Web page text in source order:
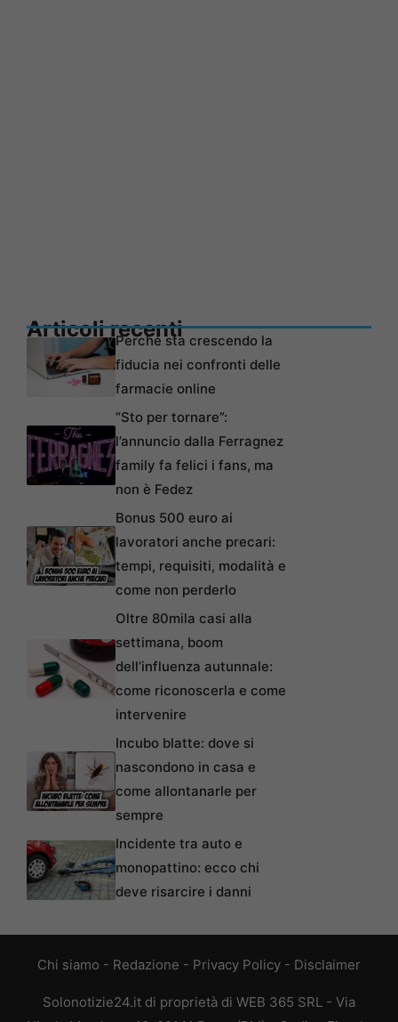
Articoli recentiPerché sta crescendo la
fiducia nei confronti delle
farmacie online
“Sto per tornare”:
l’annuncio dalla Ferragnez
family fa felici i fans, ma
non è Fedez
Bonus 500 euro ai
lavoratori anche precari:
tempi, requisiti, modalità e
come non perderlo
Oltre 80mila casi alla
settimana, boom
dell’influenza autunnale:
come riconoscerla e come
intervenire
Incubo blatte: dove si
nascondono in casa e
come allontanarle per
sempre
Incidente tra auto e
monopattino: ecco chi
deve risarcire i danni
Chi siamo - Redazione - Privacy Policy - Disclaimer
Solonotizie24.it di proprietà di WEB 365 SRL - Via